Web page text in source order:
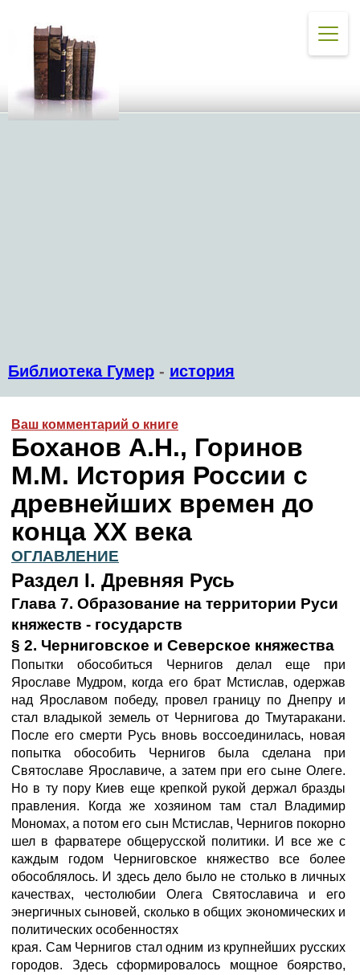
Библиотека Гумер - история
Ваш комментарий о книге
Боханов А.Н., Горинов
М.М. История России с
древнейших времен до
конца XX века
ОГЛАВЛЕНИЕ
Раздел I. Древняя Русь
Глава 7. Образование на территории Руси
княжеств - государств
§ 2. Черниговское и Северское княжества
Попытки обособиться Чернигов делал еще при
Ярославе Мудром, когда его брат Мстислав, одержав
над Ярославом победу, провел границу по Днепру и
стал владыкой земель от Чернигова до Тмутаракани.
После его смерти Русь вновь воссоединилась, новая
попытка обособить Чернигов была сделана при
Святославе Ярославиче, а затем при его сыне Олеге.
Но в ту пору Киев еще крепкой рукой держал бразды
правления. Когда же хозяином там стал Владимир
Мономах, а потом его сын Мстислав, Чернигов покорно
шел в фарватере общерусской политики. И все же с
каждым годом Черниговское княжество все более
обособлялось. И здесь дело было не столько в личных
качествах, честолюбии Олега Святославича и его
энергичных сыновей, сколько в общих экономических и
политических особенностях
края. Сам Чернигов стал одним из крупнейших русских
городов. Здесь сформировалось мощное боярство,